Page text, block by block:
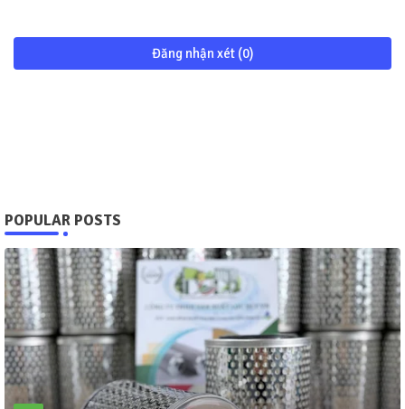
Đăng nhận xét (0)
POPULAR POSTS